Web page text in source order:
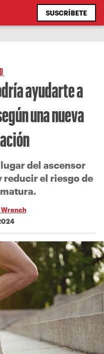
SUSCRÍBETE
ayudarte a
una nueva
del ascensor
reducir el riesgo de